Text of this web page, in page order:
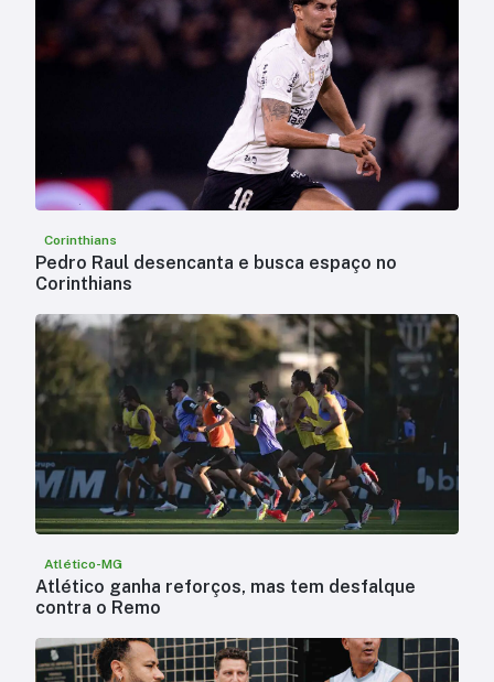
Corinthians
Pedro Raul desencanta e busca espaço no
Corinthians
Atlético-MG
Atlético ganha reforços, mas tem desfalque
contra o Remo